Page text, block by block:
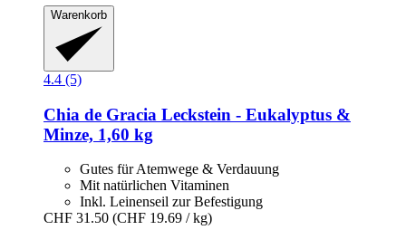
Warenkorb
4.4 (5)
Chia de Gracia Leckstein -​ Eukalyptus &
Minze, 1,60 kg
Gutes für Atemwege & Verdauung
Mit natürlichen Vitaminen
Inkl. Leinenseil zur Befestigung
CHF 31.50 (CHF 19.69 / kg)